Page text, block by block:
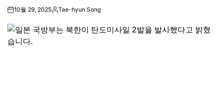
on10월 29, 2025Posted
Tae-hyun Song